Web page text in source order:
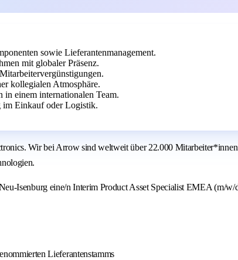
sowie Lieferantenmanagement.
mit globaler Präsenz.
kollegialen Atmosphäre.
einem internationalen Team.
im Einkauf oder Logistik.
Wir bei Arrow sind weltweit über 22.000
Isenburg eine/n Interim Product Asset Specialist EMEA (m/
Lieferantenstamms